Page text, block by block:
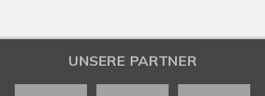
UNSERE PARTNER